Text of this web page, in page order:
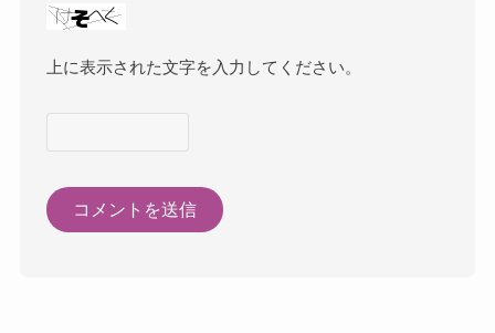
上に表示された文字を入力してください。